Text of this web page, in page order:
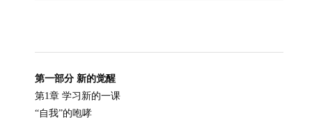
第一部分 新的觉醒
第1章 学习新的一课
“自我”的咆哮